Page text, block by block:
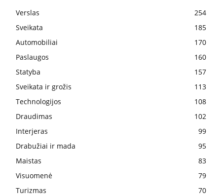
Verslas
254
Sveikata
185
Automobiliai
170
Paslaugos
160
Statyba
157
Sveikata ir grožis
113
Technologijos
108
Draudimas
102
Interjeras
99
Drabužiai ir mada
95
Maistas
83
Visuomenė
79
Turizmas
70